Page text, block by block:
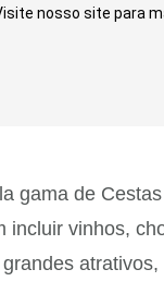
nosso site para
gama de
vinhos,